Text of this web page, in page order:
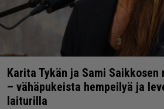
Karita Tykän ja Sami
– vähäpukeista hempeilyä ja
laiturilla